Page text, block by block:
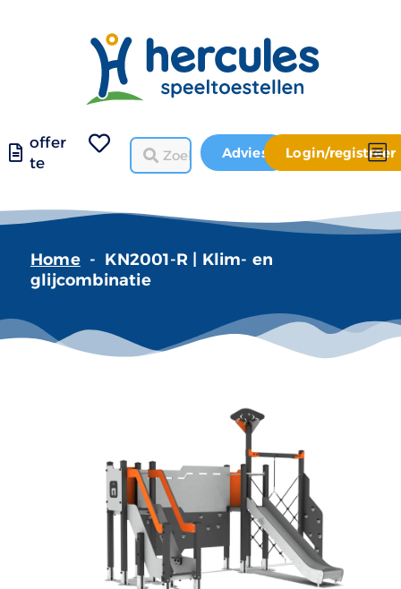
offer
te
Advies Login/registreer
Home - KN2001-R | Klim- en
glijcombinatie